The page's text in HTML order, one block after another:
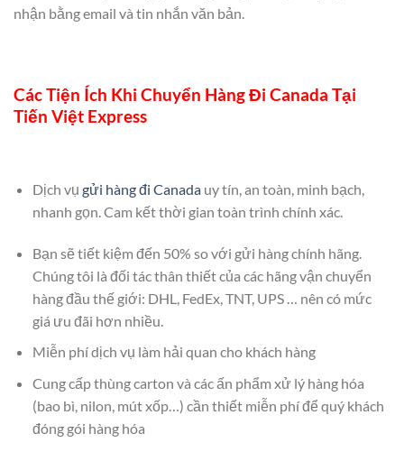
nhận bằng email và tin nhắn văn bản.
Các Tiện Ích Khi Chuyển Hàng Đi Canada Tại
Tiến Việt Express
Dịch vụ gửi hàng đi Canadauy tín, an toàn, minh bạch,
nhanh gọn. Cam kết thời gian toàn trình chính xác.
Bạn sẽ tiết kiệm đến 50% so với gửi hàng chính hãng.
Chúng tôi là đối tác thân thiết của các hãng vận chuyển
hàng đầu thế giới: DHL, FedEx, TNT, UPS … nên có mức
giá ưu đãi hơn nhiều.
Miễn phí dịch vụ làm hải quan cho khách hàng
Cung cấp thùng carton và các ấn phẩm xử lý hàng hóa
(bao bì, nilon, mút xốp…) cần thiết miễn phí để quý khách
đóng gói hàng hóa